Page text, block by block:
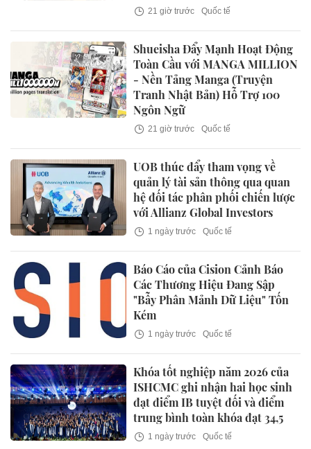
21 giờ trước Quốc tế
Shueisha Đẩy Mạnh Hoạt Động
Toàn Cầu với MANGA MILLION
- Nền Tảng Manga (Truyện
Tranh Nhật Bản) Hỗ Trợ 100
Ngôn Ngữ
21 giờ trước Quốc tế
UOB thúc đẩy tham vọng về
quản lý tài sản thông qua quan
hệ đối tác phân phối chiến lược
với Allianz Global Investors
1 ngày trước Quốc tế
Báo Cáo của Cision Cảnh Báo
Các Thương Hiệu Đang Sập
"Bẫy Phân Mảnh Dữ Liệu" Tốn
Kém
1 ngày trước Quốc tế
Khóa tốt nghiệp năm 2026 của
ISHCMC ghi nhận hai học sinh
đạt điểm IB tuyệt đối và điểm
trung bình toàn khóa đạt 34,5
1 ngày trước Quốc tế